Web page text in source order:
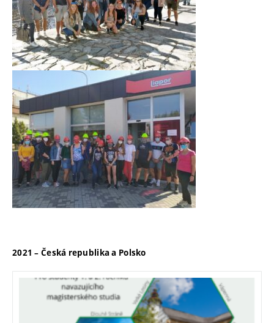
2021 – Česká republika a Polsko